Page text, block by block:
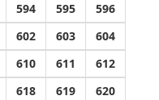
594 595
596
602 603
604
610 611
612
618 619
620